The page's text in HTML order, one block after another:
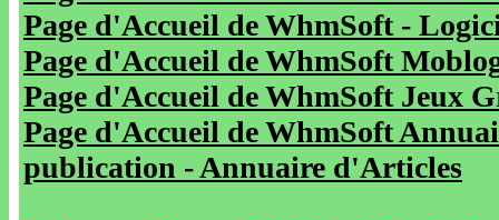
Page d'Accueil de WhmSoft -
Page d'Accueil de WhmSoft
Page d'Accueil de WhmSoft Jeux
Page d'Accueil de WhmSoft
publication - Annuaire d'Articles